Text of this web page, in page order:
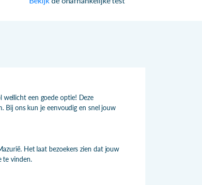
wellicht een goede optie! Deze
Bij ons kun je eenvoudig en snel jouw
Het laat bezoekers zien dat jouw
te vinden.